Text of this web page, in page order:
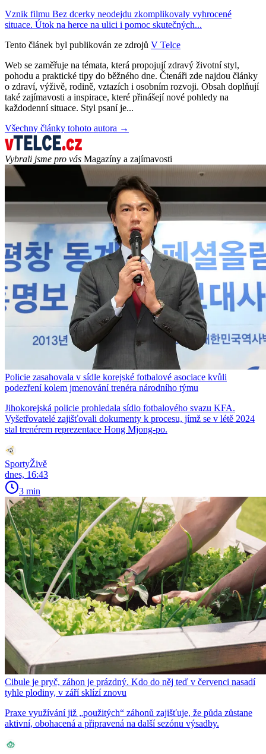
Vznik filmu Bez dcerky neodejdu zkomplikovaly vyhrocené
situace. Útok na herce na ulici i pomoc skutečných...
Tento článek byl publikován ze zdrojů V Telce
Web se zaměřuje na témata, která propojují zdravý životní styl,
pohodu a praktické tipy do běžného dne. Čtenáři zde najdou články
o zdraví, výživě, rodině, vztazích i osobním rozvoji. Obsah doplňují
také zajímavosti a inspirace, které přinášejí nové pohledy na
každodenní situace. Styl psaní je...
Všechny články tohoto autora →
Vybrali jsme pro vás Magazíny a zajímavosti
Policie zasahovala v sídle korejské fotbalové asociace kvůli
podezření kolem jmenování trenéra národního týmu
Jihokorejská policie prohledala sídlo fotbalového svazu KFA.
Vyšetřovatelé zajišťovali dokumenty k procesu, jímž se v létě 2024
stal trenérem reprezentace Hong Mjong-po.
SportyŽivě
dnes, 16:43
3 min
Cibule je pryč, záhon je prázdný. Kdo do něj teď v červenci nasadí
tyhle plodiny, v září sklízí znovu
Praxe využívání již „použitých“ záhonů zajišťuje, že půda zůstane
aktivní, obohacená a připravená na další sezónu výsadby.